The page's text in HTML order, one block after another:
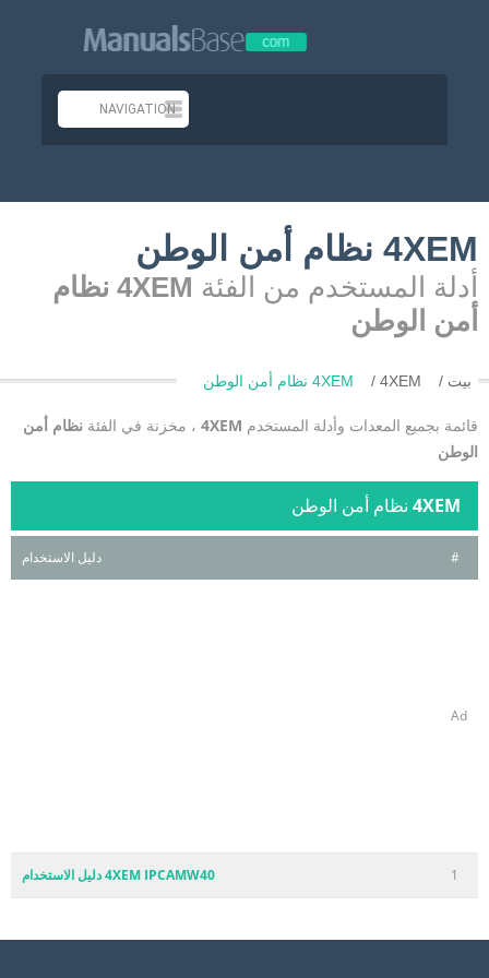
4XEM نظام أمن الوطن
أدلة المستخدم من الفئة
4XEM نظام
أمن الوطن
بيت 4XEM 4XEM نظام أمن الوطن
قائمة بجميع المعدات وأدلة المستخدم 4XEM ، مخزنة في الفئة نظام أمن
الوطن
4XEM نظام أمن الوطن
# دليل الاستخدام
Ad
1 4XEM IPCAMW40 دليل الاستخدام